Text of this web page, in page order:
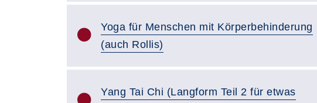
Yoga für Menschen mit Körperbehinderung
(auch Rollis)
Yang Tai Chi (Langform Teil 2 für etwas